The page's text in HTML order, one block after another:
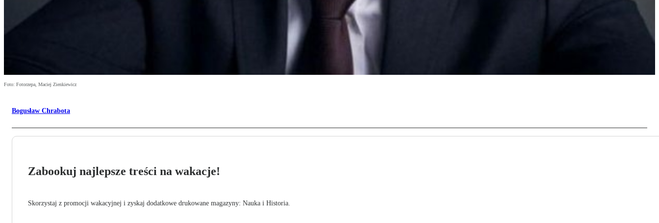
Foto: Fotorzepa, Maciej Zienkiewicz
Bogusław Chrabota
Zabookuj najlepsze treści na wakacje!
Skorzystaj z promocji wakacyjnej i zyskaj dodatkowe drukowane magazyny: Nauka i Historia.